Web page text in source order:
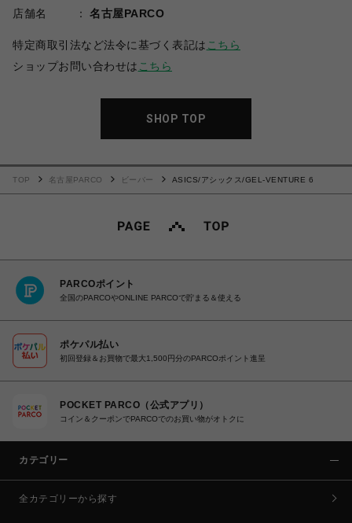
店舗名
名古屋PARCO
特定商取引法など法令に基づく表記は こちら
ショップお問い合わせは こちら
SHOP TOP
TOP 名古屋PARCO ビーバー ASICS/アシックス/GEL-VENTURE 6
PARCOポイント
全国のPARCOやONLINE PARCOで貯まる＆使える
ポケパル払い
初回登録＆お買物で最大1,500円分のPARCOポイント進呈
POCKET PARCO（公式アプリ）
コイン＆クーポンでPARCOでのお買い物がオトクに
カテゴリー
全カテゴリーから探す